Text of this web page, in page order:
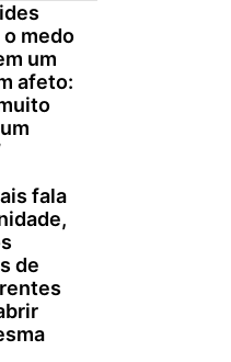
medo
um
afeto:
fala
de